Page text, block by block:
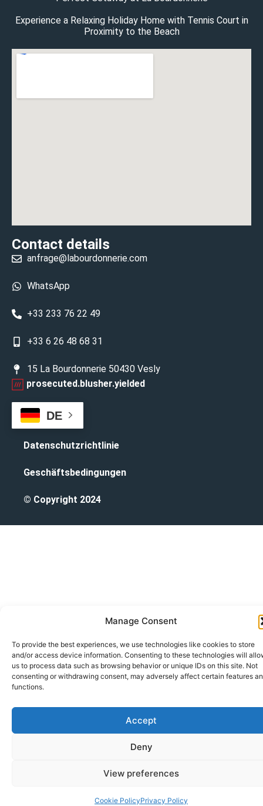
Manage Consent
To provide the best experiences, we use technologies like cookies to store
and/or access device information. Consenting to these technologies will
us to process data such as browsing behavior or unique IDs on this site. Not
consenting or withdrawing consent, may adversely affect certain features
functions.
Accept
Deny
View preferences
Cookie PolicyPrivacy Policy
Experience a Relaxing Holiday Home with Tennis Court in
Proximity to the Beach
Contact details
anfrage@labourdonnerie.com
WhatsApp
+33 233 76 22 49
+33 6 26 48 68 31
15 La Bourdonnerie 50430 Vesly
prosecuted.blusher.yielded
DE
Datenschutzrichtlinie
Geschäftsbedingungen
© Copyright 2024